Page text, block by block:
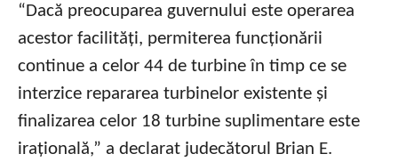
“Dacă preocuparea guvernului este operarea
acestor facilități, permiterea funcționării
continue a celor 44 de turbine în timp ce se
interzice repararea turbinelor existente și
finalizarea celor 18 turbine suplimentare este
irațională,” a declarat judecătorul Brian E.